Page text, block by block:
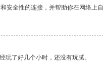
安全性的连接，并帮助你在网络上自
玩了好几个小时，还没有玩腻。